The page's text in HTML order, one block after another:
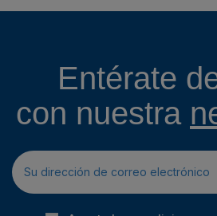
Entérate
con nuestra